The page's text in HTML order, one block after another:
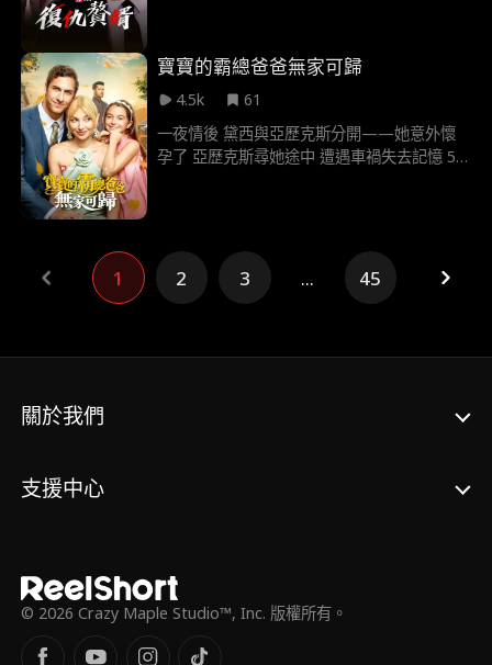
寶寶的霸總爸爸無家可歸
4.5k
61
一夜情後 黛西與亞歷克斯分開——她意外懷
孕了 亞歷克斯尋她途中 遭遇車禍失去記憶 5
反派復仇
1 2 3 ... 45
關於我們
支援中心
© 2026 Crazy Maple Studio™, Inc. 版權所有。